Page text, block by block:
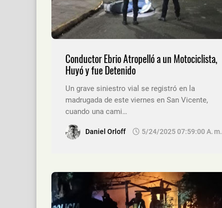
Conductor Ebrio Atropelló a un Motociclista,
Huyó y fue Detenido
Un grave siniestro vial se registró en la
madrugada de este viernes en San Vicente,
cuando una cami…
Daniel Orloff 5/24/2025 07:59:00 A. M.